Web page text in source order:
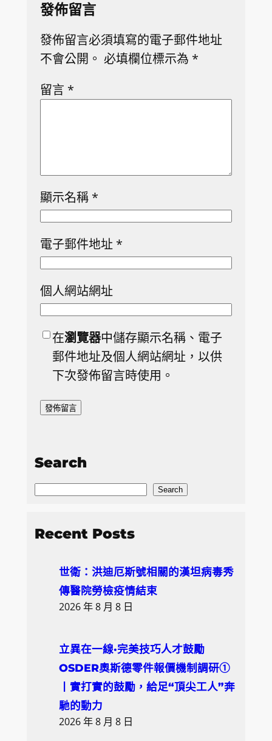
發佈留言
發佈留言必須填寫的電子郵件地址
不會公開。 必填欄位標示為 *
留言 *
顯示名稱 *
電子郵件地址 *
個人網站網址
在瀏覽器中儲存顯示名稱、電子
郵件地址及個人網站網址，以供
下次發佈留言時使用。
Search
S
a
Search
Recent Posts
世衛：洪迪厄斯號相關的漢坦病毒秀
傳醫院勞檢疫情結束
2026 年 8 月 8 日
立異在一線·完美技巧人才鼓勵
OSDER奧斯德零件報價機制調研①
丨實打實的鼓勵，給足“頂尖工人”奔
馳的動力
2026 年 8 月 8 日